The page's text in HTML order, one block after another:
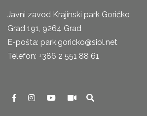
Javni zavod Krajinski park Goričko
Grad 191, 9264 Grad
E-pošta: park.goricko@siol.net
Telefon: +386 2 551 88 61